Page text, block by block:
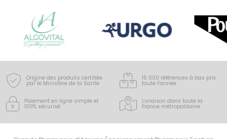
Origine des produits certifiée
par le Ministère de la Santé
15 000 références à bas prix
toute l’année
Paiement en ligne simple et
100% sécurisé
Livraison dans toute la
France métropolitaine